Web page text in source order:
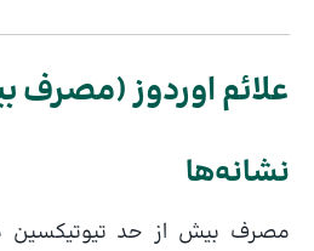
علائم اوردوز (مصرف
نشانه‌ها
مصرف بیش از حد تیوتیکسین